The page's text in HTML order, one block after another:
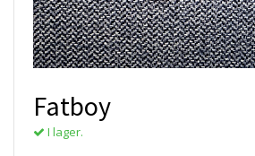
Fatboy
I lager.